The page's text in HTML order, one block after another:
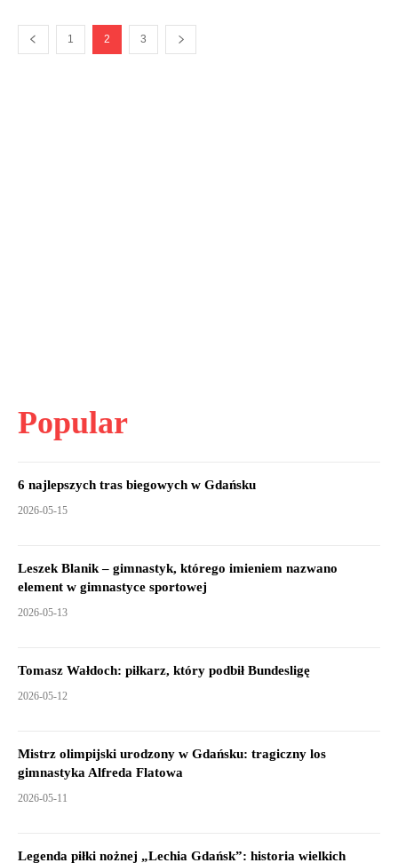
1 2 3
Popular
6 najlepszych tras biegowych w Gdańsku
2026-05-15
Leszek Blanik – gimnastyk, którego imieniem nazwano
element w gimnastyce sportowej
2026-05-13
Tomasz Wałdoch: piłkarz, który podbił Bundesligę
2026-05-12
Mistrz olimpijski urodzony w Gdańsku: tragiczny los
gimnastyka Alfreda Flatowa
2026-05-11
Legenda piłki nożnej „Lechia Gdańsk”: historia wielkich